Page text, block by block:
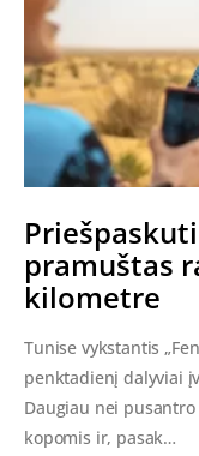
pramuštas
kilometre
Tunise vykstantis
penktadienį dalyviai
Daugiau nei
kopomis ir, pasak…